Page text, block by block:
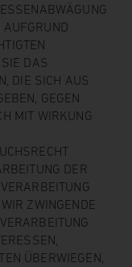
AUFGRUND
DAS
DIE SICH AUS
GEGEN
MIT WIRKUNG
DER
ZWINGENDE
ÜBERWIEGEN,